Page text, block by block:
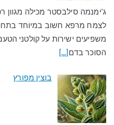
ג'ימנמה סילבסטר מכילה מגוון
לצמח מרפא חשוב במיוחד
משפיעים ישירות על קולטני
הסוכר בדם[…]
בוצין מפורץ